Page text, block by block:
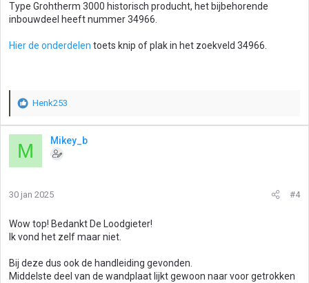
Type Grohtherm 3000 historisch producht, het bijbehorende
inbouwdeel heeft nummer 34966.
Hier de onderdelen toets knip of plak in het zoekveld 34966.
W
a
r
d
e
i
g
:
Henk253
M Mikey_b
30 jan 2025 #4
Wow top! Bedankt De Loodgieter!
Ik vond het zelf maar niet.
Bij deze dus ook de handleiding gevonden.
Middelste deel van de wandplaat lijkt gewoon naar voor getrokken